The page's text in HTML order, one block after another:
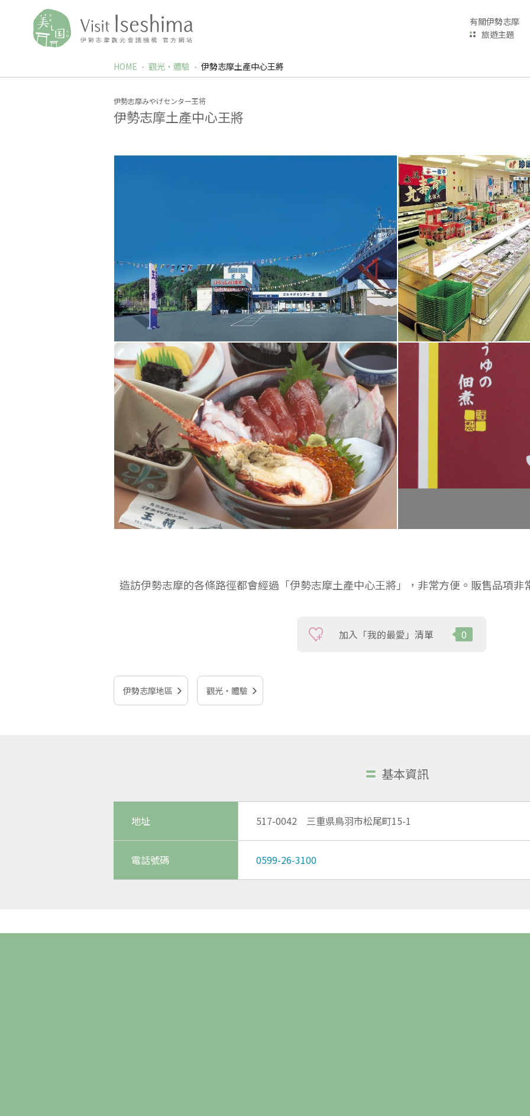
有關伊勢志摩
旅遊主題
HOME 觀光‧體驗 伊勢志摩土產中心王將
伊勢志摩みやげセンター王将
伊勢志摩土產中心王將
造訪伊勢志摩的各條路徑都會經過「伊勢志摩土產中心王將」，非常方便。販售品項非
加入「我的最愛」清單 0
伊勢志摩地區 觀光‧體驗
基本資訊
地址 517-0042 三重県鳥羽市松尾町15-1
電話號碼 0599-26-3100